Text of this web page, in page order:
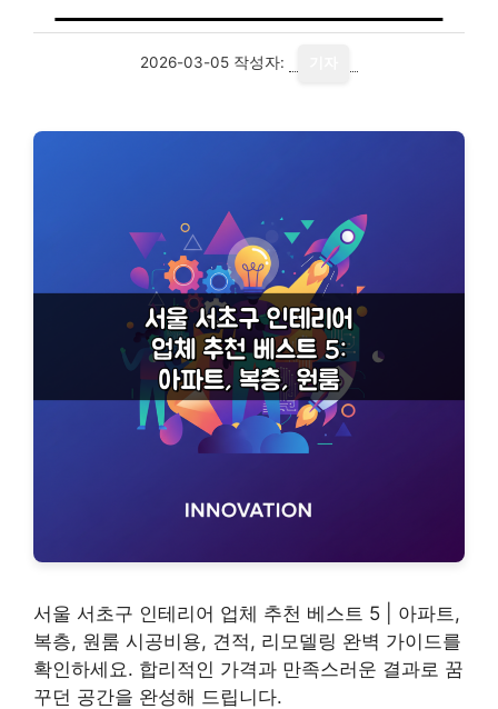
2026-03-05 작성자:
서울 서초구 인테리어 업체 추천 베스트 5 | 아파트,
복층, 원룸 시공비용, 견적, 리모델링 완벽 가이드를
확인하세요. 합리적인 가격과 만족스러운 결과로 꿈
꾸던 공간을 완성해 드립니다.